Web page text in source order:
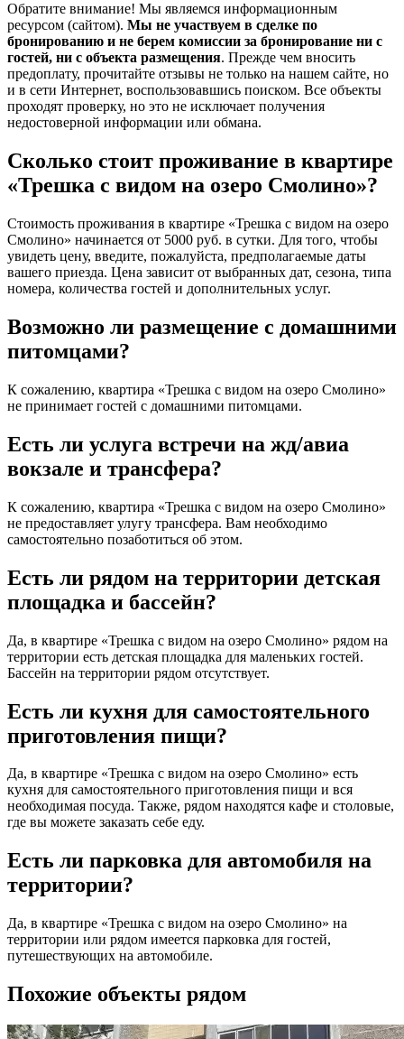
Обратите внимание! Мы являемся информационным
ресурсом (сайтом). Мы не участвуем в сделке по
бронированию и не берем комиссии за бронирование ни с
гостей, ни с объекта размещения. Прежде чем вносить
предоплату, прочитайте отзывы не только на нашем сайте, но
и в сети Интернет, воспользовавшись поиском. Все объекты
проходят проверку, но это не исключает получения
недостоверной информации или обмана.
Сколько стоит проживание в квартире
«Трешка с видом на озеро Смолино»?
Стоимость проживания в квартире «Трешка с видом на озеро
Смолино» начинается от 5000 руб. в сутки. Для того, чтобы
увидеть цену, введите, пожалуйста, предполагаемые даты
вашего приезда. Цена зависит от выбранных дат, сезона, типа
номера, количества гостей и дополнительных услуг.
Возможно ли размещение с домашними
питомцами?
К сожалению, квартира «Трешка с видом на озеро Смолино»
не принимает гостей с домашними питомцами.
Есть ли услуга встречи на жд/авиа
вокзале и трансфера?
К сожалению, квартира «Трешка с видом на озеро Смолино»
не предоставляет улугу трансфера. Вам необходимо
самостоятельно позаботиться об этом.
Есть ли рядом на территории детская
площадка и бассейн?
Да, в квартире «Трешка с видом на озеро Смолино» рядом на
территории есть детская площадка для маленьких гостей.
Бассейн на территории рядом отсутствует.
Есть ли кухня для самостоятельного
приготовления пищи?
Да, в квартире «Трешка с видом на озеро Смолино» есть
кухня для самостоятельного приготовления пищи и вся
необходимая посуда. Также, рядом находятся кафе и столовые,
где вы можете заказать себе еду.
Есть ли парковка для автомобиля на
территории?
Да, в квартире «Трешка с видом на озеро Смолино» на
территории или рядом имеется парковка для гостей,
путешествующих на автомобиле.
Похожие объекты рядом